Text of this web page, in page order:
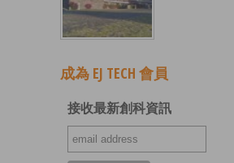
成為 EJ TECH 會員
接收最新創科資訊